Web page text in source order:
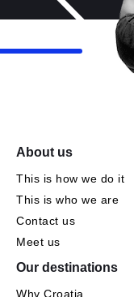
About us
This is how we do it
This is who we are
Contact us
Meet us
Our destinations
Why Croatia